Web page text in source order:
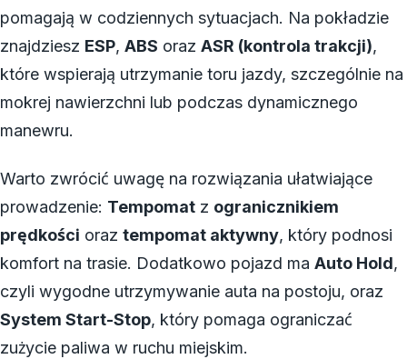
pomagają w codziennych sytuacjach. Na pokładzie
znajdziesz ESP, ABS oraz ASR (kontrola trakcji),
które wspierają utrzymanie toru jazdy, szczególnie na
mokrej nawierzchni lub podczas dynamicznego
manewru.
Warto zwrócić uwagę na rozwiązania ułatwiające
prowadzenie: Tempomat z ogranicznikiem
prędkości oraz tempomat aktywny, który podnosi
komfort na trasie. Dodatkowo pojazd ma Auto Hold,
czyli wygodne utrzymywanie auta na postoju, oraz
System Start-Stop, który pomaga ograniczać
zużycie paliwa w ruchu miejskim.